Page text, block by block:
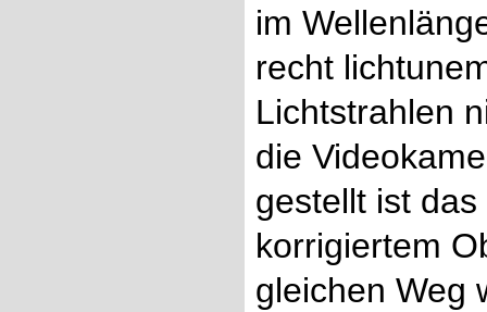
im
recht
Lichtstrahlen
die
gestellt ist
korrigiertem
gleichen Weg